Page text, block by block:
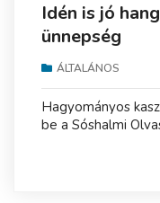
Idén is jó
ünnepség
ÁLTALÁNOS
Hagyományos
be a Sóshalmi